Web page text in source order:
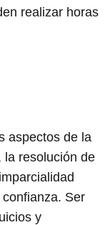
realizar horas
aspectos de la
la resolución de
Ser
y